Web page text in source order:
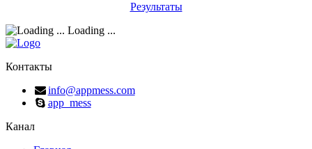
Результаты
Loading ...
Контакты
info@appmess.com
app_mess
Канал